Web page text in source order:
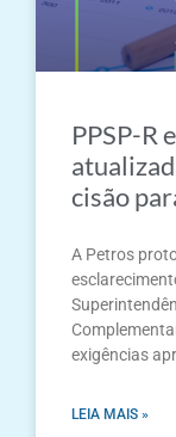
PPSP-R
cisão
A Petros
exigências
LEIA MAIS »